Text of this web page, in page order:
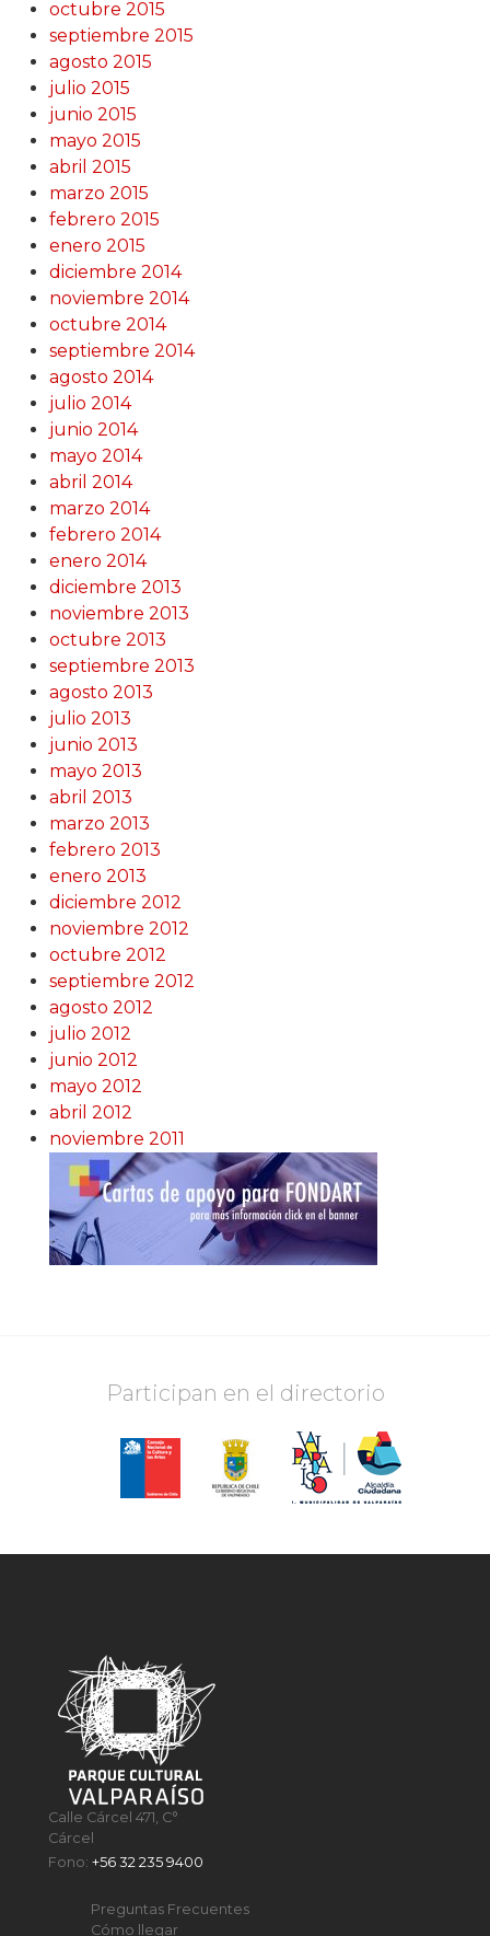
octubre 2015
septiembre 2015
agosto 2015
julio 2015
junio 2015
mayo 2015
abril 2015
marzo 2015
febrero 2015
enero 2015
diciembre 2014
noviembre 2014
octubre 2014
septiembre 2014
agosto 2014
julio 2014
junio 2014
mayo 2014
abril 2014
marzo 2014
febrero 2014
enero 2014
diciembre 2013
noviembre 2013
octubre 2013
septiembre 2013
agosto 2013
julio 2013
junio 2013
mayo 2013
abril 2013
marzo 2013
febrero 2013
enero 2013
diciembre 2012
noviembre 2012
octubre 2012
septiembre 2012
agosto 2012
julio 2012
junio 2012
mayo 2012
abril 2012
noviembre 2011
Participan en el directorio
Calle Cárcel 471, C°
Cárcel
Fono:+56 32 235 9400
Preguntas Frecuentes
Cómo llegar